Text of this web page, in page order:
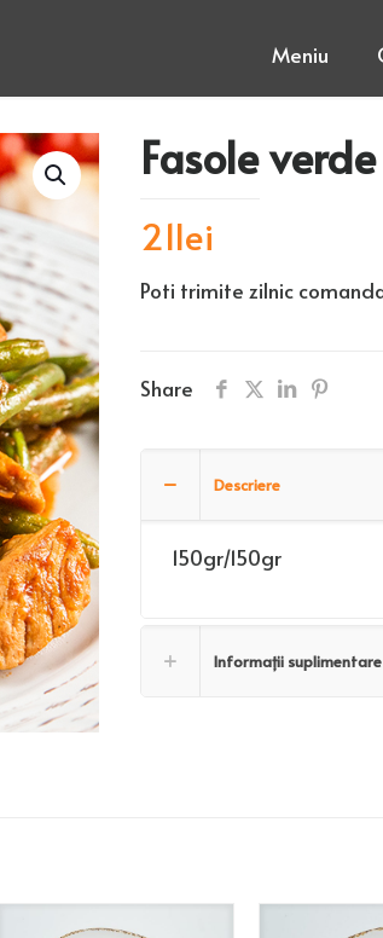
Meniu
Fasole
21lei
Poti trimite zilnic
Share
Descriere
150gr/150gr
Informații suplimentare